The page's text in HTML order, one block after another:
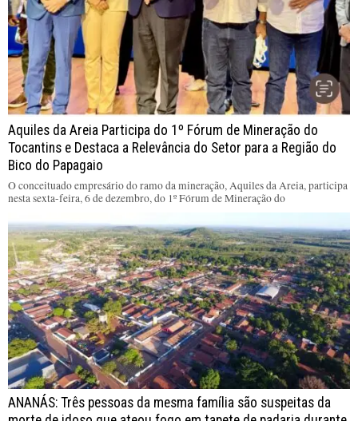
Aquiles da Areia Participa do 1º Fórum de Mineração do
Tocantins e Destaca a Relevância do Setor para a Região do
Bico do Papagaio
O conceituado empresário do ramo da mineração, Aquiles da Areia, participa
nesta sexta-feira, 6 de dezembro, do 1º Fórum de Mineração do
ANANÁS: Três pessoas da mesma família são suspeitas da